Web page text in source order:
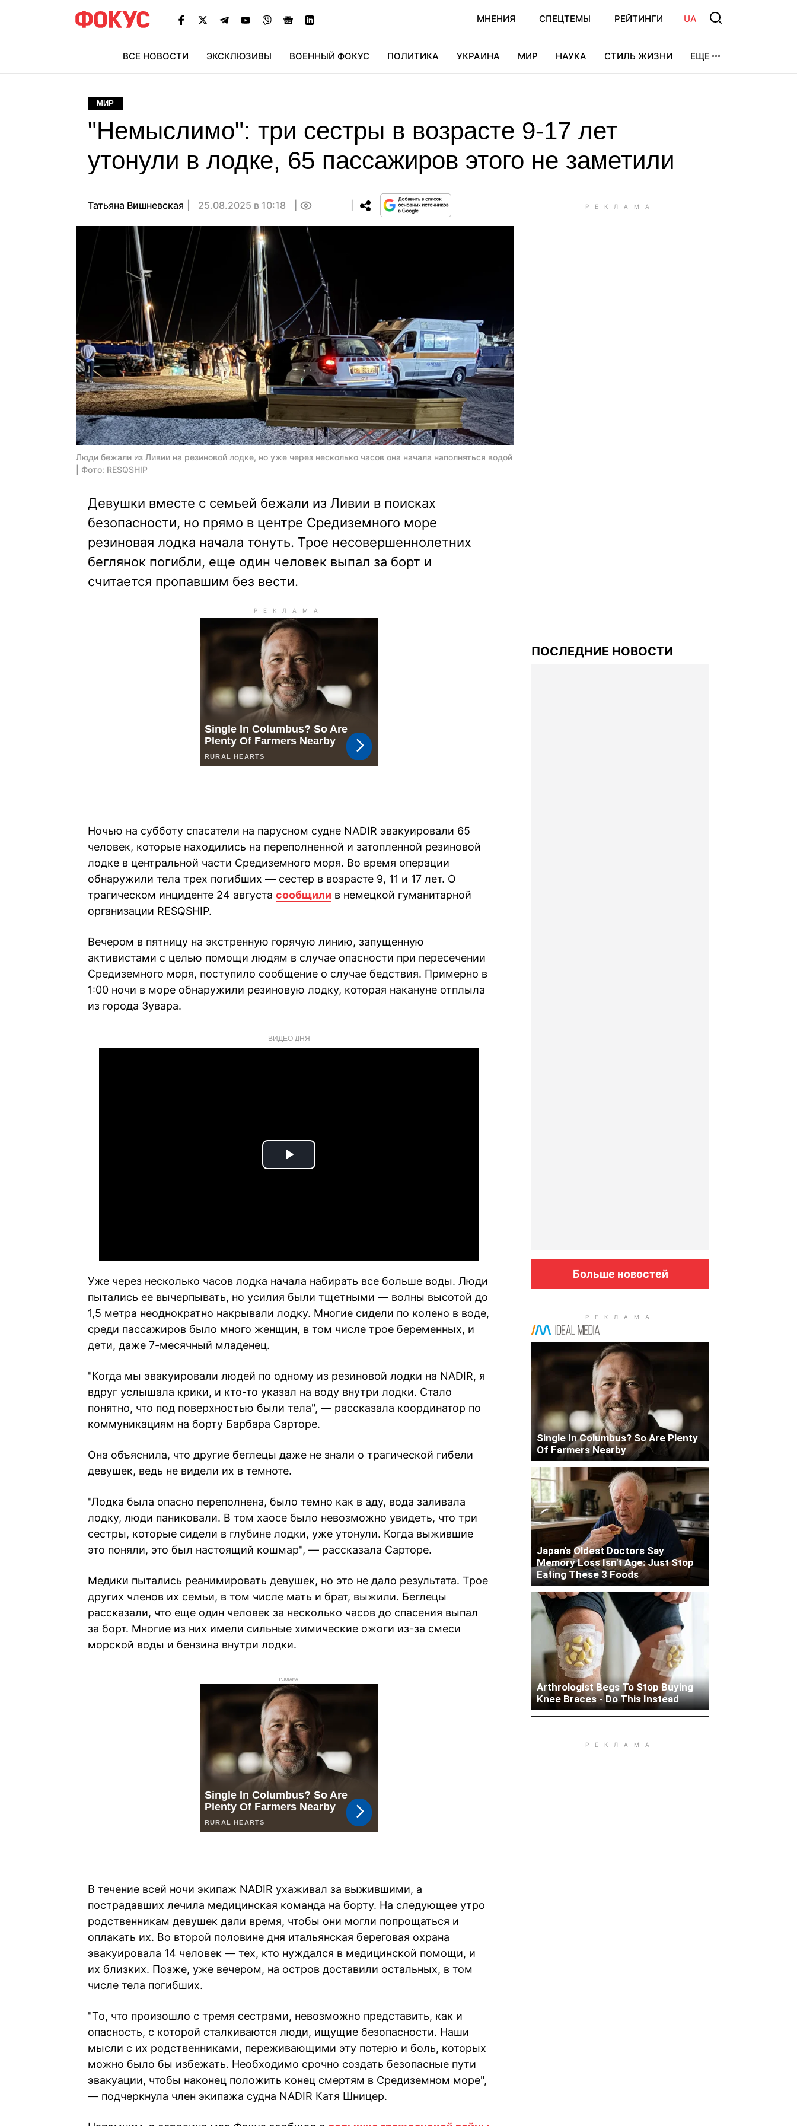
МНЕНИЯ СПЕЦТЕМЫ РЕЙТИНГИ UA
ВСЕ НОВОСТИ ЭКСКЛЮЗИВЫ ВОЕННЫЙ ФОКУС ПОЛИТИКА УКРАИНА МИР НАУКА СТИЛЬ ЖИЗНИ ЕЩЕ
МИР
"Немыслимо": три сестры в возрасте 9-17 лет
утонули в лодке, 65 пассажиров этого не заметили
Татьяна Вишневская 25.08.2025 в 10:18
Люди бежали из Ливии на резиновой лодке, но уже через несколько часов она начала наполняться водой
| Фото: RESQSHIP
Девушки вместе с семьей бежали из Ливии в поисках
безопасности, но прямо в центре Средиземного море
резиновая лодка начала тонуть. Трое несовершеннолетних
беглянок погибли, еще один человек выпал за борт и
считается пропавшим без вести.
Ночью на субботу спасатели на парусном судне NADIR эвакуировали 65
человек, которые находились на переполненной и затопленной резиновой
лодке в центральной части Средиземного моря. Во время операции
обнаружили тела трех погибших — сестер в возрасте 9, 11 и 17 лет. О
трагическом инциденте 24 августа сообщили в немецкой гуманитарной
организации RESQSHIP.
Вечером в пятницу на экстренную горячую линию, запущенную
активистами с целью помощи людям в случае опасности при пересечении
Средиземного моря, поступило сообщение о случае бедствия. Примерно в
1:00 ночи в море обнаружили резиновую лодку, которая накануне отплыла
из города Зувара.
ВИДЕО ДНЯ
Play
Уже через несколько часов лодка начала набирать все больше воды. Люди
пытались ее вычерпывать, но усилия были тщетными — волны высотой до
1,5 метра неоднократно накрывали лодку. Многие сидели по колено в воде,
среди пассажиров было много женщин, в том числе трое беременных, и
дети, даже 7-месячный младенец.
"Когда мы эвакуировали людей по одному из резиновой лодки на NADIR, я
вдруг услышала крики, и кто-то указал на воду внутри лодки. Стало
понятно, что под поверхностью были тела", — рассказала координатор по
коммуникациям на борту Барбара Сарторе.
Она объяснила, что другие беглецы даже не знали о трагической гибели
девушек, ведь не видели их в темноте.
"Лодка была опасно переполнена, было темно как в аду, вода заливала
лодку, люди паниковали. В том хаосе было невозможно увидеть, что три
сестры, которые сидели в глубине лодки, уже утонули. Когда выжившие
это поняли, это был настоящий кошмар", — рассказала Сарторе.
Медики пытались реанимировать девушек, но это не дало результата. Трое
других членов их семьи, в том числе мать и брат, выжили. Беглецы
рассказали, что еще один человек за несколько часов до спасения выпал
за борт. Многие из них имели сильные химические ожоги из-за смеси
морской воды и бензина внутри лодки.
РЕКЛАМА
В течение всей ночи экипаж NADIR ухаживал за выжившими, а
пострадавших лечила медицинская команда на борту. На следующее утро
родственникам девушек дали время, чтобы они могли попрощаться и
оплакать их. Во второй половине дня итальянская береговая охрана
эвакуировала 14 человек — тех, кто нуждался в медицинской помощи, и
их близких. Позже, уже вечером, на остров доставили остальных, в том
числе тела погибших.
"То, что произошло с тремя сестрами, невозможно представить, как и
опасность, с которой сталкиваются люди, ищущие безопасности. Наши
мысли с их родственниками, переживающими эту потерю и боль, которых
можно было бы избежать. Необходимо срочно создать безопасные пути
эвакуации, чтобы наконец положить конец смертям в Средиземном море",
— подчеркнула член экипажа судна NADIR Катя Шницер.
ПОСЛЕДНИЕ НОВОСТИ
Больше новостей